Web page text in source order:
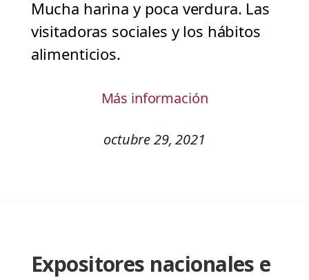
Mucha harina y poca verdura. Las
visitadoras sociales y los hábitos
alimenticios.
Más información
octubre 29, 2021
Expositores nacionales e